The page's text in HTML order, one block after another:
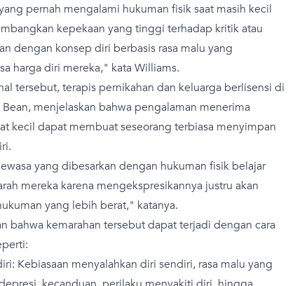
pernah mengalami hukuman fisik saat masih kecil
kepekaan yang tinggi terhadap kritik atau
dengan konsep diri berbasis rasa malu yang
harga diri mereka," kata Williams.
tersebut, terapis pernikahan dan keluarga berlisensi di
menjelaskan bahwa pengalaman menerima
kecil dapat membuat seseorang terbiasa menyimpan
yang dibesarkan dengan hukuman fisik belajar
mereka karena mengekspresikannya justru akan
yang lebih berat," katanya.
bahwa kemarahan tersebut dapat terjadi dengan cara
Kebiasaan menyalahkan diri sendiri, rasa malu yang